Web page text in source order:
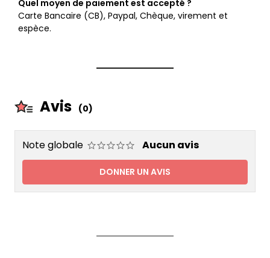
Quel moyen de paiement est accepté ?
Carte Bancaire (CB), Paypal, Chèque, virement et
espèce.
Avis (0)
Note globale Aucun avis
DONNER UN AVIS